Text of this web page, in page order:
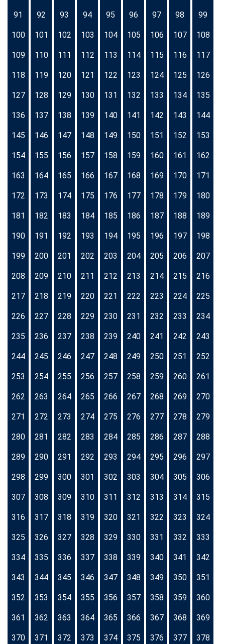
91 92 93 94 95 96 97 98 99
100 101 102 103 104 105 106 107 108
109 110 111 112 113 114 115 116 117
118 119 120 121 122 123 124 125 126
127 128 129 130 131 132 133 134 135
136 137 138 139 140 141 142 143 144
145 146 147 148 149 150 151 152 153
154 155 156 157 158 159 160 161 162
163 164 165 166 167 168 169 170 171
172 173 174 175 176 177 178 179 180
181 182 183 184 185 186 187 188 189
190 191 192 193 194 195 196 197 198
199 200 201 202 203 204 205 206 207
208 209 210 211 212 213 214 215 216
217 218 219 220 221 222 223 224 225
226 227 228 229 230 231 232 233 234
235 236 237 238 239 240 241 242 243
244 245 246 247 248 249 250 251 252
253 254 255 256 257 258 259 260 261
262 263 264 265 266 267 268 269 270
271 272 273 274 275 276 277 278 279
280 281 282 283 284 285 286 287 288
289 290 291 292 293 294 295 296 297
298 299 300 301 302 303 304 305 306
307 308 309 310 311 312 313 314 315
316 317 318 319 320 321 322 323 324
325 326 327 328 329 330 331 332 333
334 335 336 337 338 339 340 341 342
343 344 345 346 347 348 349 350 351
352 353 354 355 356 357 358 359 360
361 362 363 364 365 366 367 368 369
370 371 372 373 374 375 376 377 378